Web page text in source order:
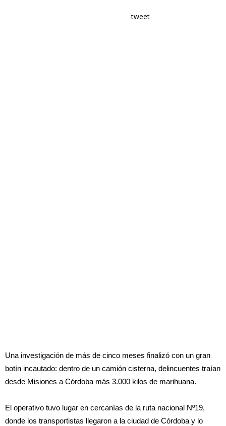
tweet
Una investigación de más de cinco meses finalizó con un gran
botín incautado: dentro de un camión cisterna, delincuentes traían
desde Misiones a Córdoba más 3.000 kilos de marihuana.
El operativo tuvo lugar en cercanías de la ruta nacional Nº19,
donde los transportistas llegaron a la ciudad de Córdoba y lo